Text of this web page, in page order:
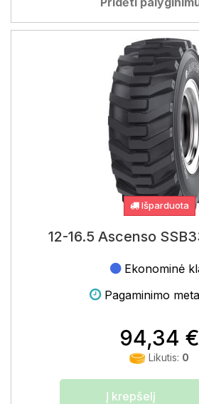
Išparduota
12-16.5 Ascenso
Ekonominė
Pagaminimo
94,34 €
Likutis: 0
Į krepšelį